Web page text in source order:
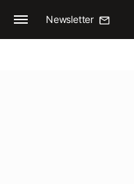
Newsletter